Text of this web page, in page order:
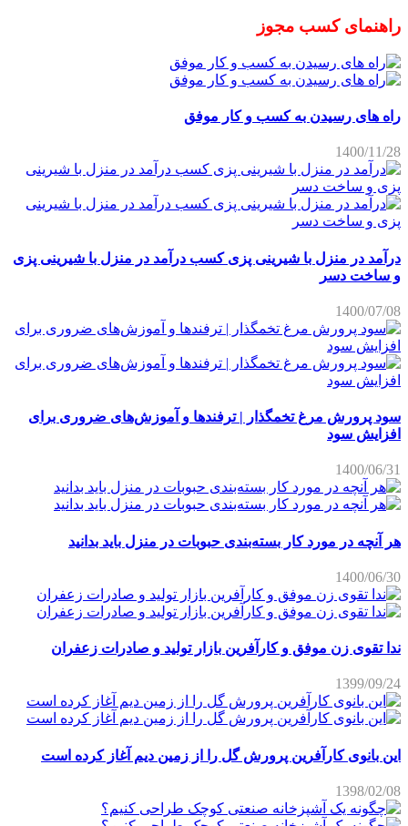
راهنمای کسب مجوز
راه های رسیدن به کسب و کار موفق
1400/11/28
درآمد در منزل با شیرینی پزی کسب درآمد در منزل با شیرینی پزی
و ساخت دسر
1400/07/08
سود پرورش مرغ تخمگذار | ترفندها و آموزش‌های ضروری برای
افزایش سود
1400/06/31
هر آنچه در مورد کار بسته‌بندی حبوبات در منزل باید بدانید
1400/06/30
ندا تقوی زن موفق و کارآفرین بازار تولید و صادرات زعفران
1399/09/24
این بانوی کارآفرین پرورش گل را از زمین دیم آغاز کرده است
1398/02/08